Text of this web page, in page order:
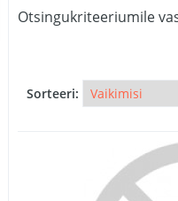
Otsingukriteeriumile
Sorteeri: